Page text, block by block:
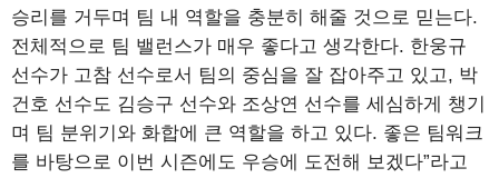
승리를 거두며 팀 내 역할을 충분히 해줄 것으로 믿는다.
전체적으로 팀 밸런스가 매우 좋다고 생각한다. 한웅규
선수가 고참 선수로서 팀의 중심을 잘 잡아주고 있고, 박
건호 선수도 김승구 선수와 조상연 선수를 세심하게 챙기
며 팀 분위기와 화합에 큰 역할을 하고 있다. 좋은 팀워크
를 바탕으로 이번 시즌에도 우승에 도전해 보겠다”라고